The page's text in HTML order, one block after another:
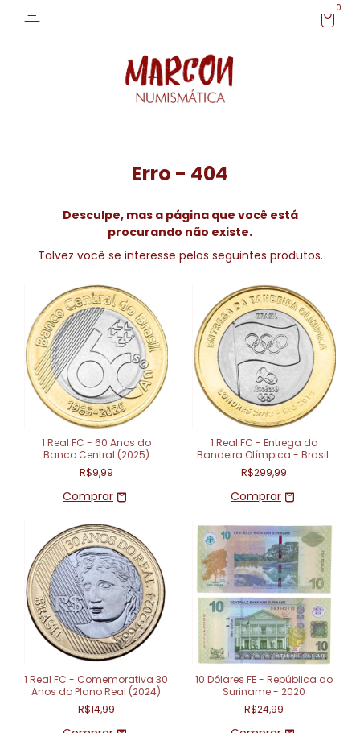
0
Erro - 404
Desculpe, mas a página que você está
procurando não existe.
Talvez você se interesse pelos seguintes produtos.
1 Real FC - 60 Anos do
Banco Central (2025)
R$9,99
1 Real FC - Entrega da
Bandeira Olímpica - Brasil
R$299,99
1 Real FC - Comemorativa 30
Anos do Plano Real (2024)
R$14,99
10 Dólares FE - República do
Suriname - 2020
R$24,99